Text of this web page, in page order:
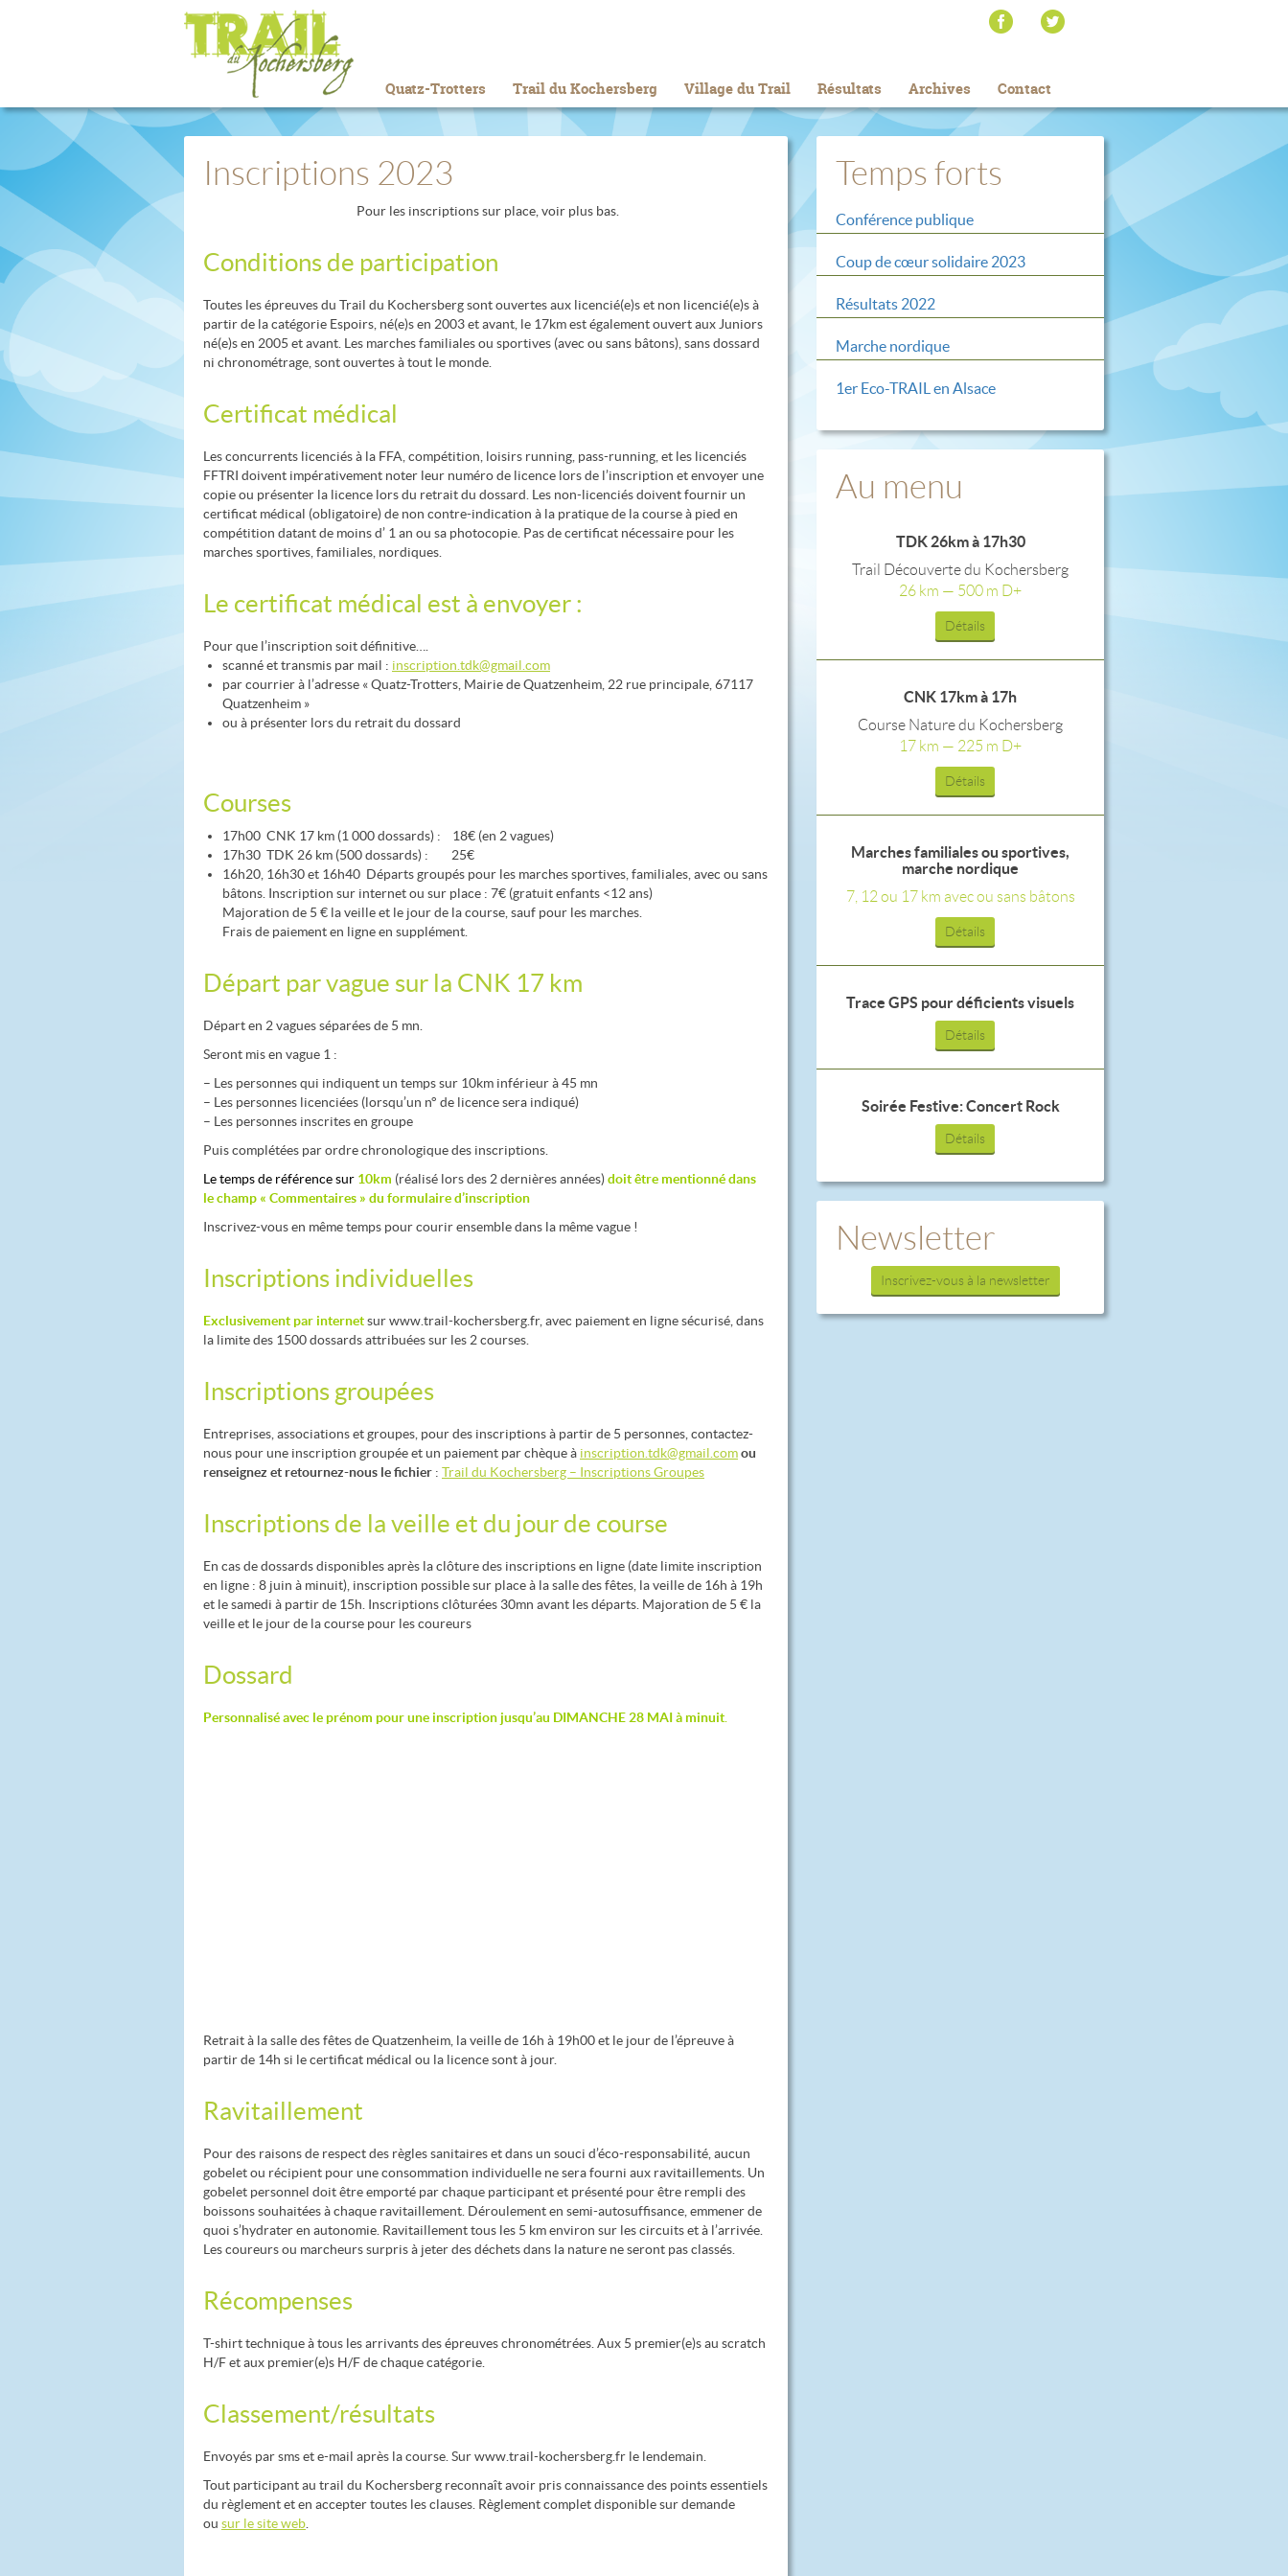
Quatz-Trotters Trail du Kochersberg Village du Trail Résultats Archives Contact
Inscriptions 2023
Pour les inscriptions sur place, voir plus bas.
Conditions de participation
Toutes les épreuves du Trail du Kochersberg sont ouvertes aux licencié(e)s et non licencié(e)s à
partir de la catégorie Espoirs, né(e)s en 2003 et avant, le 17km est également ouvert aux Juniors
né(e)s en 2005 et avant. Les marches familiales ou sportives (avec ou sans bâtons), sans dossard
ni chronométrage, sont ouvertes à tout le monde.
Certificat médical
Les concurrents licenciés à la FFA, compétition, loisirs running, pass-running, et les licenciés
FFTRI doivent impérativement noter leur numéro de licence lors de l’inscription et envoyer une
copie ou présenter la licence lors du retrait du dossard. Les non-licenciés doivent fournir un
certificat médical (obligatoire) de non contre-indication à la pratique de la course à pied en
compétition datant de moins d’ 1 an ou sa photocopie. Pas de certificat nécessaire pour les
marches sportives, familiales, nordiques.
Le certificat médical est à envoyer :
Pour que l’inscription soit définitive….
scanné et transmis par mail : inscription.tdk@gmail.com
par courrier à l’adresse « Quatz-Trotters, Mairie de Quatzenheim, 22 rue principale, 67117
Quatzenheim »
ou à présenter lors du retrait du dossard
Courses
17h00 CNK 17 km (1 000 dossards) : 18€ (en 2 vagues)
17h30 TDK 26 km (500 dossards) : 25€
16h20, 16h30 et 16h40 Départs groupés pour les marches sportives, familiales, avec ou sans
bâtons. Inscription sur internet ou sur place : 7€ (gratuit enfants <12 ans)
Majoration de 5 € la veille et le jour de la course, sauf pour les marches.
Frais de paiement en ligne en supplément.
Départ par vague sur la CNK 17 km
Départ en 2 vagues séparées de 5 mn.
Seront mis en vague 1 :
– Les personnes qui indiquent un temps sur 10km inférieur à 45 mn
– Les personnes licenciées (lorsqu’un n° de licence sera indiqué)
– Les personnes inscrites en groupe
Puis complétées par ordre chronologique des inscriptions.
Le temps de référence sur 10km (réalisé lors des 2 dernières années)doit être mentionné dans
le champ « Commentaires » du formulaire d’inscription
Inscrivez-vous en même temps pour courir ensemble dans la même vague !
Inscriptions individuelles
Exclusivement par internetsur www.trail-kochersberg.fr, avec paiement en ligne sécurisé, dans
la limite des 1500 dossards attribuées sur les 2 courses.
Inscriptions groupées
Entreprises, associations et groupes, pour des inscriptions à partir de 5 personnes, contactez-
nous pour une inscription groupée et un paiement par chèque à inscription.tdk@gmail.comou
renseignez et retournez-nous le fichier : Trail du Kochersberg – Inscriptions Groupes
Inscriptions de la veille et du jour de course
En cas de dossards disponibles après la clôture des inscriptions en ligne (date limite inscription
en ligne : 8 juin à minuit), inscription possible sur place à la salle des fêtes, la veille de 16h à 19h
et le samedi à partir de 15h. Inscriptions clôturées 30mn avant les départs. Majoration de 5 € la
veille et le jour de la course pour les coureurs
Dossard
Personnalisé avec le prénom pour une inscription jusqu’au DIMANCHE 28 MAI à minuit
Retrait à la salle des fêtes de Quatzenheim, la veille de 16h à 19h00 et le jour de l’épreuve à
partir de 14h si le certificat médical ou la licence sont à jour.
Ravitaillement
Pour des raisons de respect des règles sanitaires et dans un souci d’éco-responsabilité, aucun
gobelet ou récipient pour une consommation individuelle ne sera fourni aux ravitaillements. Un
gobelet personnel doit être emporté par chaque participant et présenté pour être rempli des
boissons souhaitées à chaque ravitaillement. Déroulement en semi-autosuffisance, emmener de
quoi s’hydrater en autonomie. Ravitaillement tous les 5 km environ sur les circuits et à l’arrivée.
Les coureurs ou marcheurs surpris à jeter des déchets dans la nature ne seront pas classés.
Récompenses
T-shirt technique à tous les arrivants des épreuves chronométrées. Aux 5 premier(e)s au scratch
H/F et aux premier(e)s H/F de chaque catégorie.
Classement/résultats
Envoyés par sms et e-mail après la course. Sur www.trail-kochersberg.fr le lendemain.
Tout participant au trail du Kochersberg reconnaît avoir pris connaissance des points essentiels
du règlement et en accepter toutes les clauses. Règlement complet disponible sur demande
ou sur le site web
Temps forts
Conférence publique
Coup de cœur solidaire 2023
Résultats 2022
Marche nordique
1er Eco-TRAIL en Alsace
Au menu
TDK 26km à 17h30
Trail Découverte du Kochersberg
26 km — 500 m D+
Détails
CNK 17km à 17h
Course Nature du Kochersberg
17 km — 225 m D+
Détails
Marches familiales ou sportives,
marche nordique
7, 12 ou 17 km avec ou sans bâtons
Détails
Trace GPS pour déficients visuels
Détails
Soirée Festive: Concert Rock
Détails
Newsletter
Inscrivez-vous à la newsletter